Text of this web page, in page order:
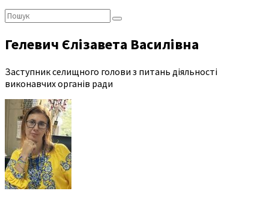
Пошук:
Гелевич Єлізавета Василівна
Заступник селищного голови з питань діяльності
виконавчих органів ради